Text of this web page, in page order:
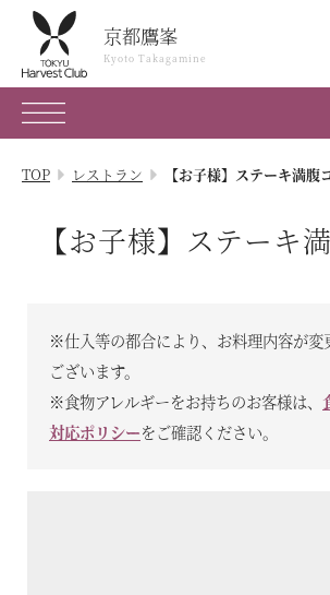
京都鷹峯
Kyoto Takagamine
京都鷹峯
Kyoto Takagamine
075-491-0109
京都府京都市北区衣笠鏡石町47
体験 & イベントガイド
レストラン
TOP レストラン 【お子様】ステーキ満腹
【お子様】ステーキ
※仕入等の都合により、お料理内容が変
ございます。
※食物アレルギーをお持ちのお客様は、
対応ポリシーをご確認ください。